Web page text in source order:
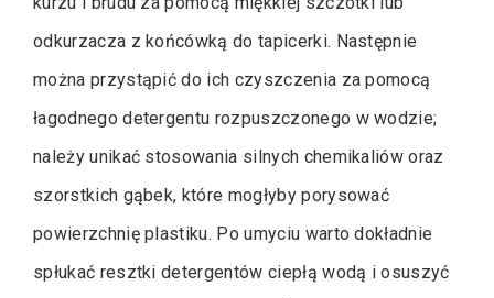
odkurzacza z końcówką do tapicerki. Następnie
można przystąpić do ich czyszczenia za pomocą
łagodnego detergentu rozpuszczonego w wodzie;
należy unikać stosowania silnych chemikaliów oraz
szorstkich gąbek, które mogłyby porysować
powierzchnię plastiku. Po umyciu warto dokładnie
spłukać resztki detergentów ciepłą wodą i osuszyć